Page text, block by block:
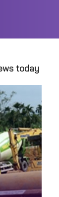
today